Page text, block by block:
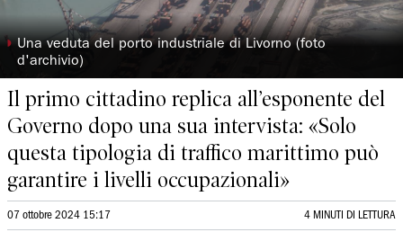
◗ Una veduta del porto industriale di Livorno (foto
d'archivio)
Il primo cittadino replica all’esponente del
Governo dopo una sua intervista: «Solo
questa tipologia di traffico marittimo può
garantire i livelli occupazionali»
07 ottobre 2024 15:17 4 MINUTI DI LETTURA